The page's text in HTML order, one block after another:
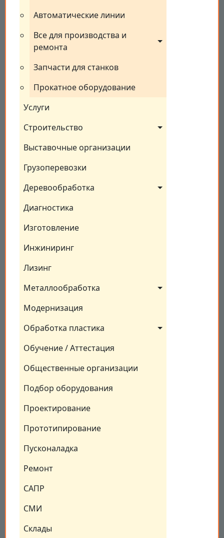
Автоматические линии
Все для производства и
ремонта
Запчасти для станков
Прокатное оборудование
Услуги
Строительство
Выставочные организации
Грузоперевозки
Деревообработка
Диагностика
Изготовление
Инжиниринг
Лизинг
Металлообработка
Модернизация
Обработка пластика
Обучение / Аттестация
Общественные организации
Подбор оборудования
Проектирование
Прототипирование
Пусконаладка
Ремонт
САПР
СМИ
Склады